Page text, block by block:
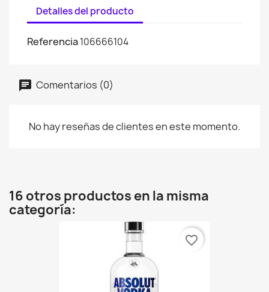
Detalles del producto
Referencia106666104
Comentarios (0)
No hay reseñas de clientes en este momento.
16 otros productos en la misma
categoría:
favorite_border